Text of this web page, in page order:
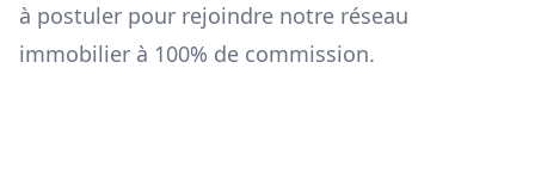
à postuler pour rejoindre notre réseau
immobilier à 100% de commission.